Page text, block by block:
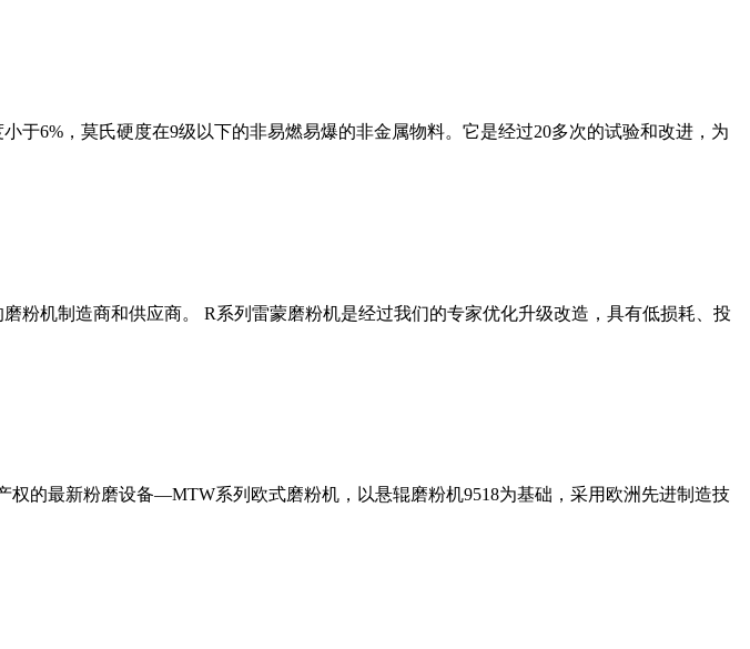
6%，莫氏硬度在9级以下的非易燃易爆的非金属物料。它是经过20多次的试验和改进，为
粉机制造商和供应商。 R系列雷蒙磨粉机是经过我们的专家优化升级改造，具有低损耗、投
的最新粉磨设备—MTW系列欧式磨粉机，以悬辊磨粉机9518为基础，采用欧洲先进制造技